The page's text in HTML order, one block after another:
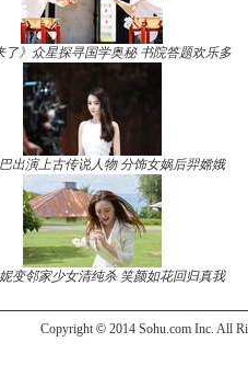
了》众星探寻国学奥秘 书院答题欢乐多
出演上古传说人物 分饰女娲后羿嫦娥
变邻家少女清纯杀 笑颜如花回归真我
Copyright © 2014 Sohu.com Inc. All